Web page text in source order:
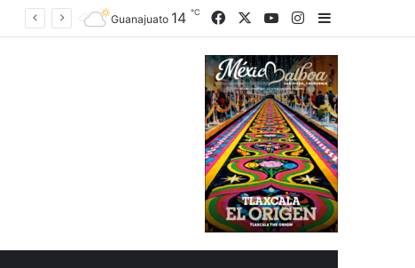
Guanajuato 14 ℃ Facebook YouTubeInstagram